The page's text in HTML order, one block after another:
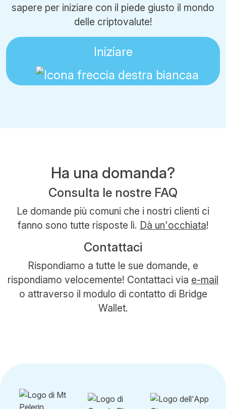
sapere per iniziare con il piede giusto il mondo
delle criptovalute!
Iniziare
Ha una domanda?
Consulta le nostre FAQ
Le domande più comuni che i nostri clienti ci
fanno sono tutte risposte lì. Dà un'occhiata!
Contattaci
Rispondiamo a tutte le sue domande, e
rispondiamo velocemente! Contattaci via e-mail
o attraverso il modulo di contatto di Bridge
Wallet.